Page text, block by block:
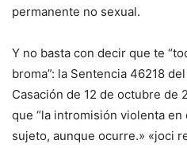
permanente no sexual.
Y no basta con decir que te
broma”: la Sentencia 46218
Casación de 12 de octubre de
que “la intromisión violenta en
sujeto, aunque ocurre.» «joci